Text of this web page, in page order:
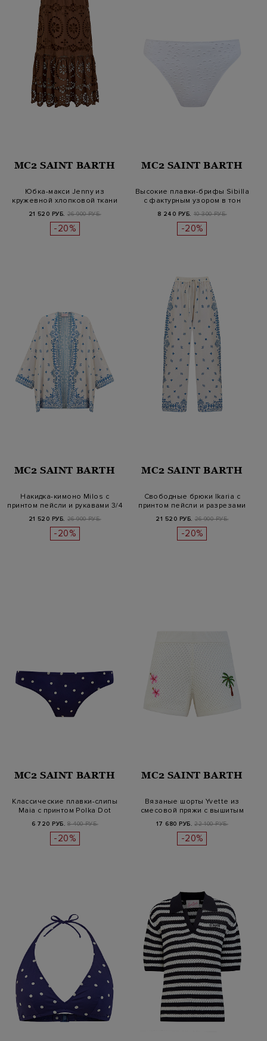
MC2 SAINT BARTH
Юбка-макси Jenny из
кружевной хлопковой ткани
Sangallo
21 520 РУБ. 26 900 РУБ.
-20%
MC2 SAINT BARTH
Высокие плавки-брифы Sibilla
с фактурным узором в тон
8 240 РУБ. 10 300 РУБ.
-20%
MC2 SAINT BARTH
Накидка-кимоно Milos с
принтом пейсли и рукавами 3/4
21 520 РУБ. 26 900 РУБ.
-20%
MC2 SAINT BARTH
Свободные брюки Ikaria с
принтом пейсли и разрезами
21 520 РУБ. 26 900 РУБ.
-20%
MC2 SAINT BARTH
Классические плавки-слипы
Maia с принтом Polka Dot
6 720 РУБ. 8 400 РУБ.
-20%
MC2 SAINT BARTH
Вязаные шорты Yvette из
смесовой пряжи с вышитым
декор…
17 680 РУБ. 22 100 РУБ.
-20%